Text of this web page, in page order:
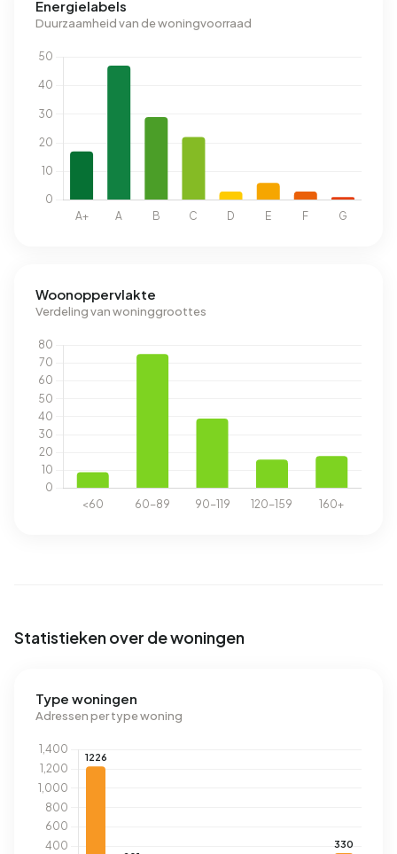
Energielabels
Duurzaamheid van de woningvoorraad
Woonoppervlakte
Verdeling van woninggroottes
Statistieken over de woningen
Type woningen
Adressen per type woning